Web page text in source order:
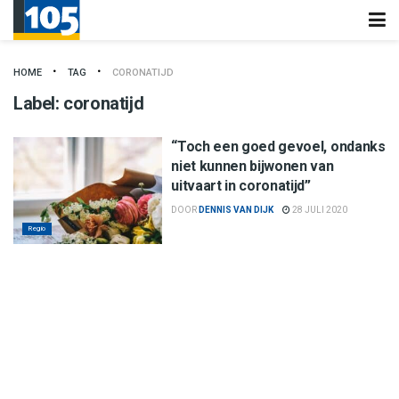
HOME TAG CORONATIJD
Label: coronatijd
Regio
“Toch een goed gevoel, ondanks
niet kunnen bijwonen van
uitvaart in coronatijd”
DOOR DENNIS VAN DIJK 28 JULI 2020